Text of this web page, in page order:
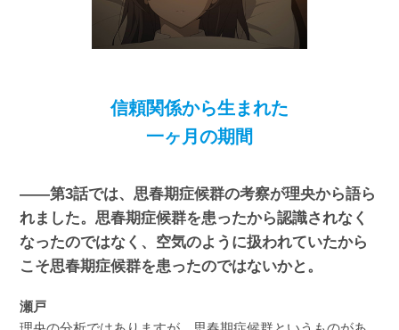
信頼関係から生まれた
一ヶ月の期間
――第3話では、思春期症候群の考察が理央から語ら
れました。思春期症候群を患ったから認識されなく
なったのではなく、空気のように扱われていたから
こそ思春期症候群を患ったのではないかと。
瀬戸